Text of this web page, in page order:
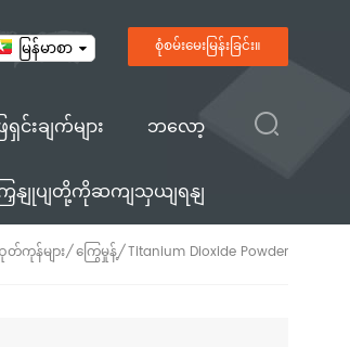
စုံစမ်းမေးမြန်းခြင်း။
မြန်မာစာ
ရှင်းချက်များ ဘလော့
ြှနျုပျတို့ကိုဆကျသှယျရနျ
တ်ကုန်များ/ ကြွေမှုန့်/ Titanium Dioxide Powder